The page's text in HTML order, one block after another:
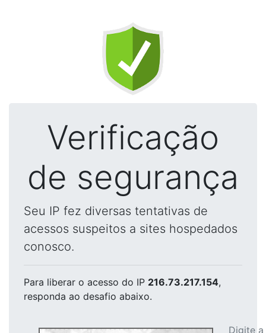
Verificação
de segurança
Seu IP fez diversas tentativas de
acessos suspeitos a sites hospedados
conosco.
Para liberar o acesso do IP 216.73.217.154,
responda ao desafio abaixo.
Digite